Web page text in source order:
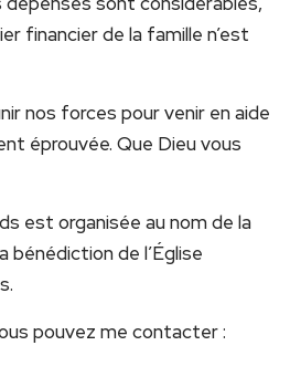
financier de la famille n’est
nos forces pour venir en aide
éprouvée. Que Dieu vous
est organisée au nom de la
bénédiction de l’Église
pouvez me contacter :